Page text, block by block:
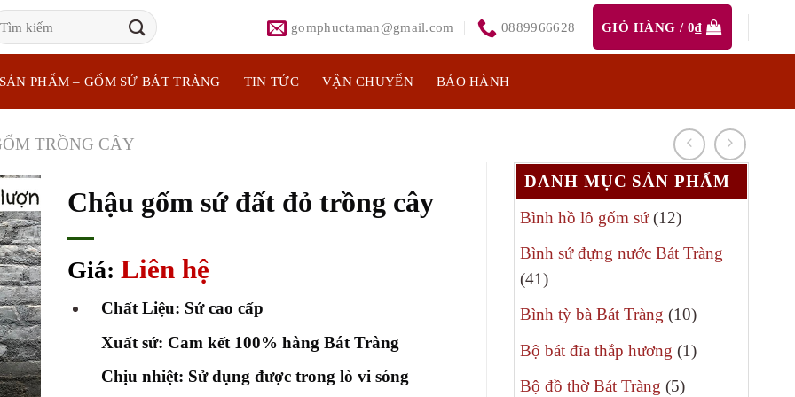
gomphuctaman@gmail.com 0889966628 GIỎ HÀNG / 0₫
SẢN PHẨM – GỐM SỨ BÁT TRÀNG TIN TỨC VẬN CHUYỂN BẢO HÀNH
TRỒNG CÂY
DANH MỤC SẢN PHẨM
Bình hồ lô gốm sứ 1212
Bình sứ đựng nước Bát Tràng
4141
sản
phẩm
Bình tỳ bà Bát Tràng 1010
phẩm
Bộ bát đĩa thắp hương 11
Bộ đồ thờ Bát Tràng 55
Chậu gốm sứ đất đỏ trồng cây
Giá: Liên hệ
Chất Liệu: Sứ cao cấp
Xuất sứ: Cam kết 100% hàng Bát Tràng
Chịu nhiệt: Sử dụng được trong lò vi sóng